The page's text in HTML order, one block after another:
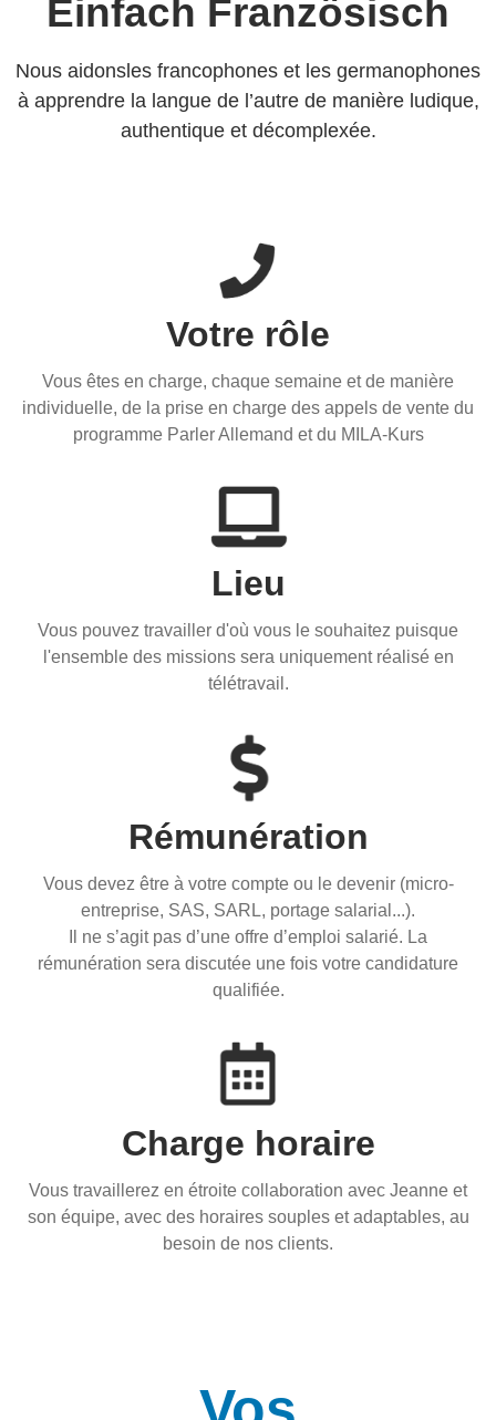
Einfach Französisch
Nous aidonsles francophones et les germanophones
à apprendre la langue de l’autre de manière ludique,
authentique et décomplexée.
Votre rôle
Vous êtes en charge, chaque semaine et de manière
individuelle, de la prise en charge des appels de vente du
programme Parler Allemand et du MILA-Kurs
Lieu
Vous pouvez travailler d'où vous le souhaitez puisque
l'ensemble des missions sera uniquement réalisé en
télétravail.
Rémunération
Vous devez être à votre compte ou le devenir (micro-
entreprise, SAS, SARL, portage salarial...).
Il ne s’agit pas d’une offre d’emploi salarié. La
rémunération sera discutée une fois votre candidature
qualifiée.
Charge horaire
Vous travaillerez en étroite collaboration avec Jeanne et
son équipe, avec des horaires souples et adaptables, au
besoin de nos clients.